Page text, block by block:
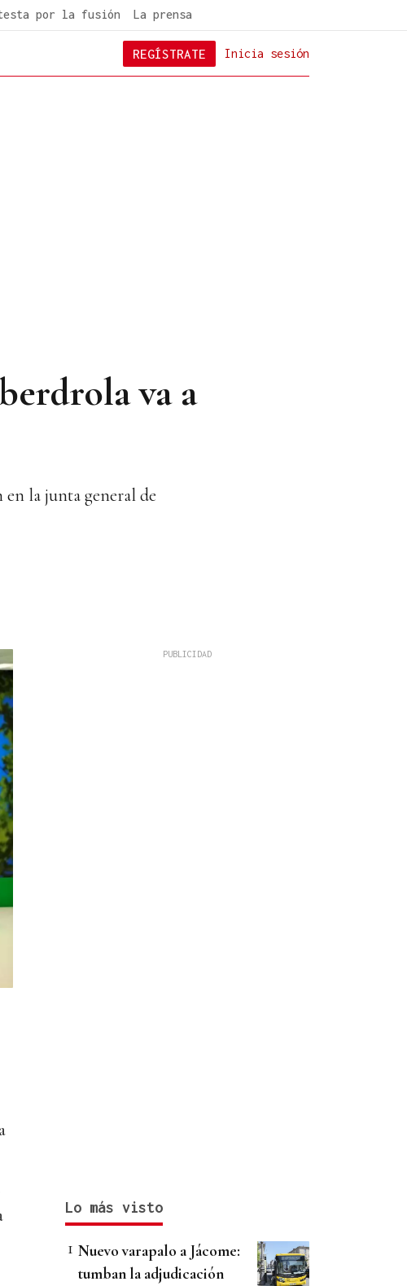
por la fusión La prensa
Inicia sesión
REGÍSTRATE
va a
en la junta general de
Lo más visto
Nuevo varapalo a Jácome:
tumban la adjudicación